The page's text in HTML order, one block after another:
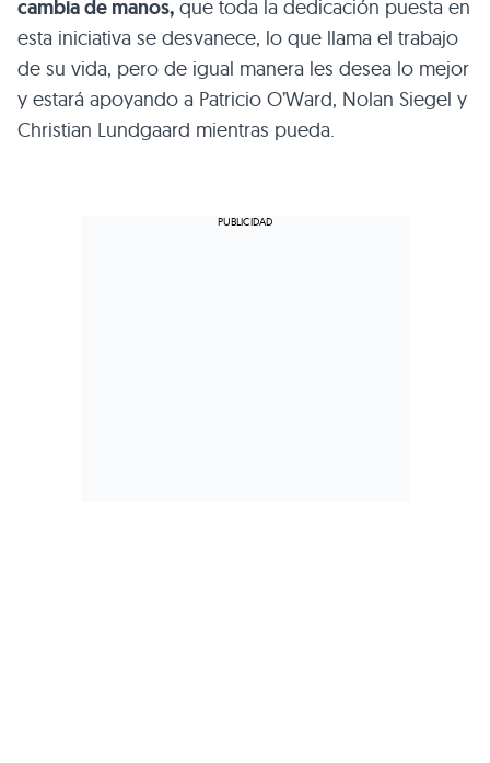
cambia de manos, que toda la dedicación puesta en
esta iniciativa se desvanece, lo que llama el trabajo
de su vida, pero de igual manera les desea lo mejor
y estará apoyando a Patricio O’Ward, Nolan Siegel y
Christian Lundgaard mientras pueda.​